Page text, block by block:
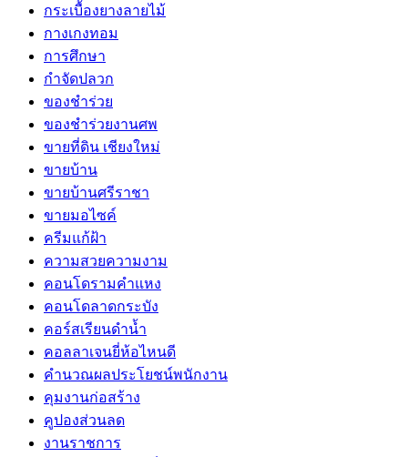
กระเบื้องยางลายไม้
กางเกงทอม
การศึกษา
กำจัดปลวก
ของชำร่วย
ของชำร่วยงานศพ
ขายที่ดิน เชียงใหม่
ขายบ้าน
ขายบ้านศรีราชา
ขายมอไซค์
ครีมแก้ฝ้า
ความสวยความงาม
คอนโดรามคำแหง
คอนโดลาดกระบัง
คอร์สเรียนดำน้ำ
คอลลาเจนยี่ห้อไหนดี
คำนวณผลประโยชน์พนักงาน
คุมงานก่อสร้าง
คูปองส่วนลด
งานราชการ